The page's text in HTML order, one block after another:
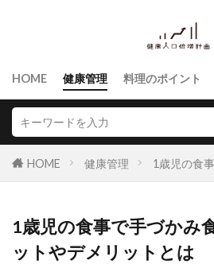
HOME 健康管理 料理のポイント
HOME 健康管理 1歳児の食
1歳児の食事で手づかみ
ットやデメリットとは